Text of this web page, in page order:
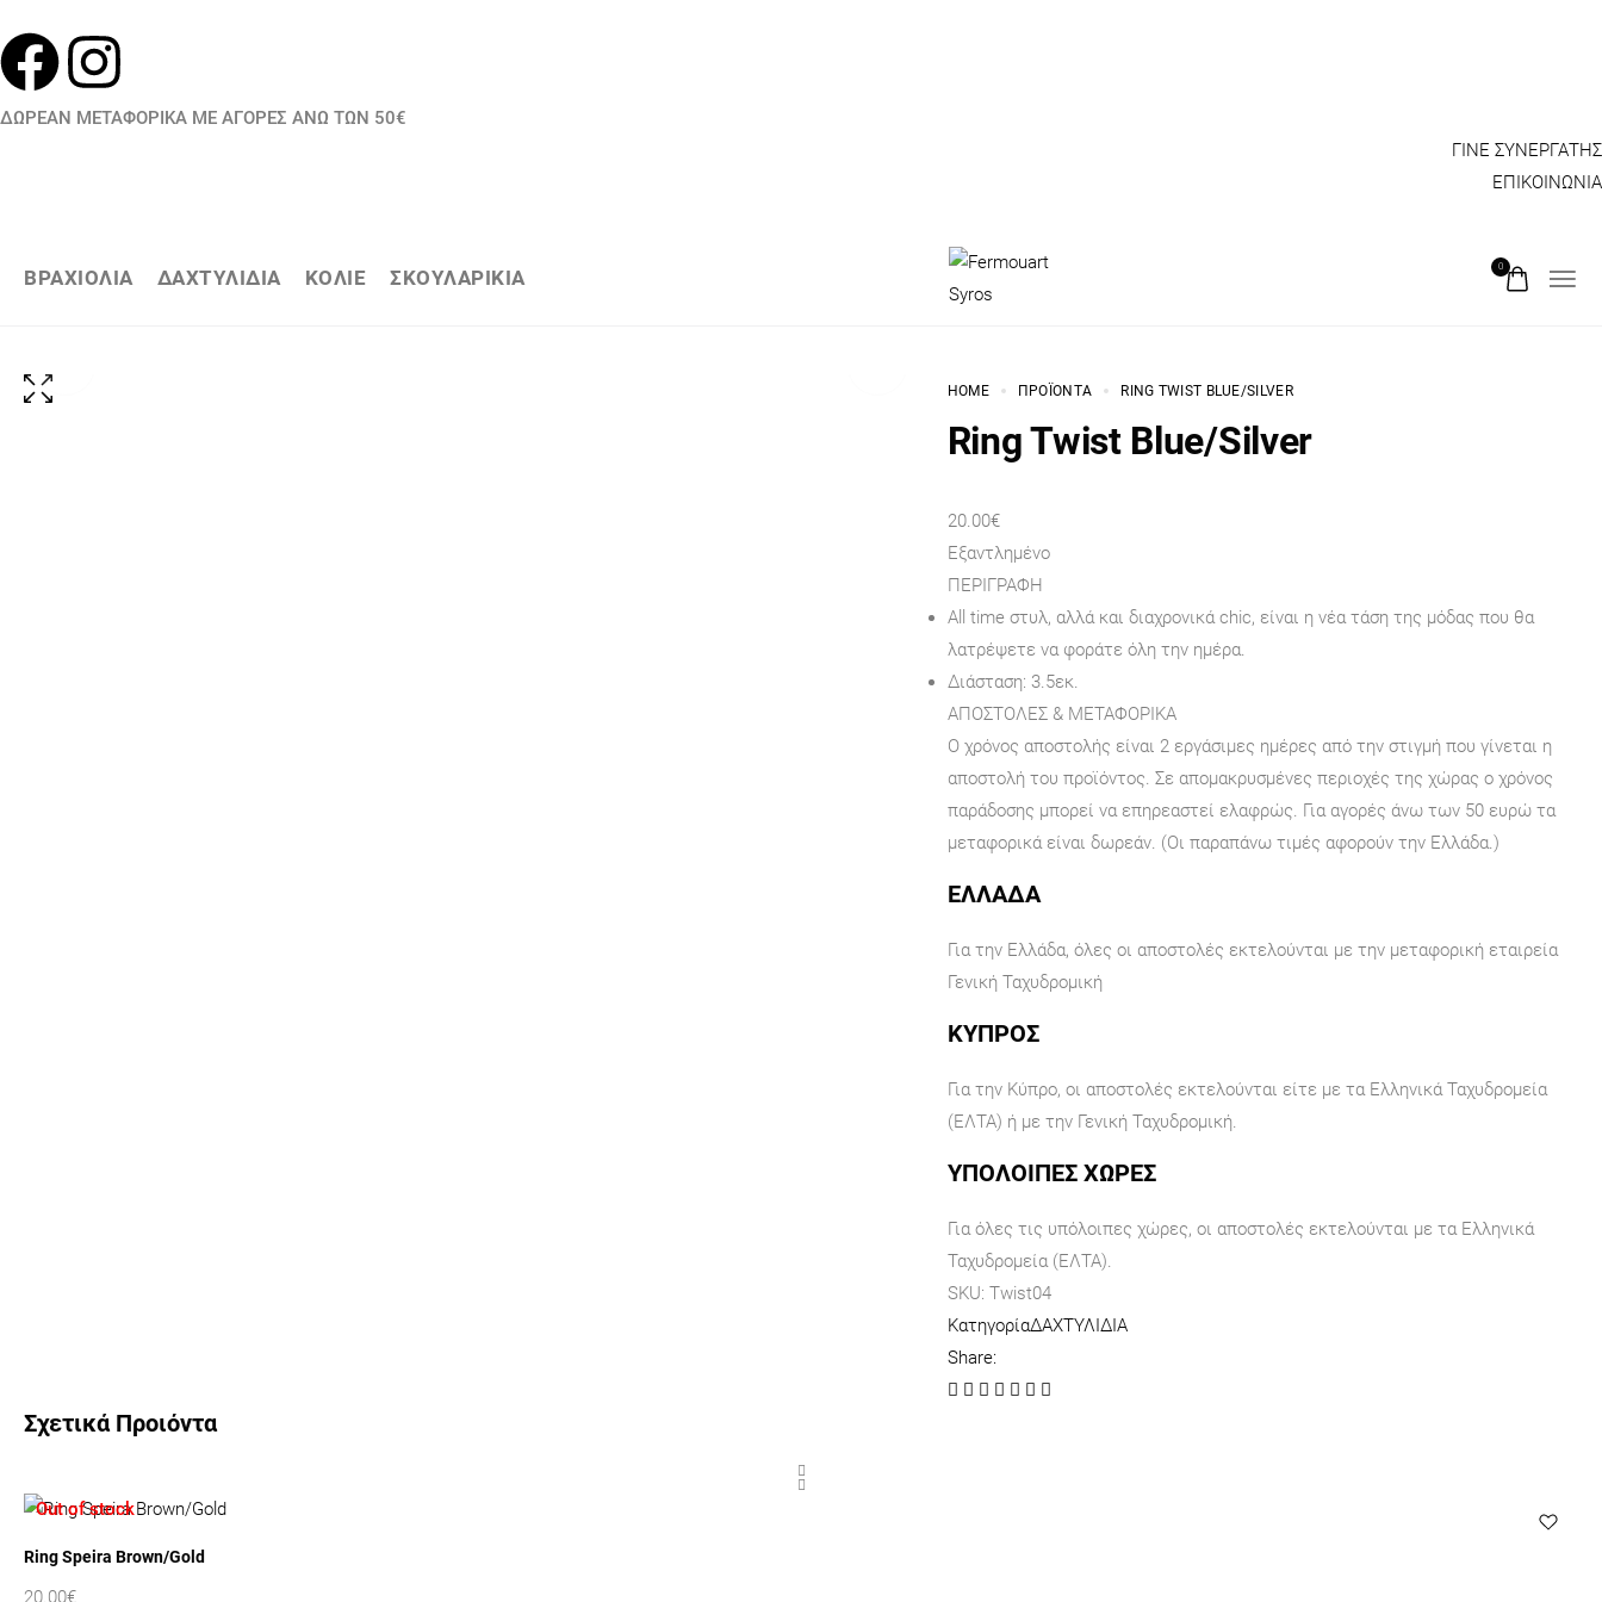
ΔΩΡΕΑΝ ΜΕΤΑΦΟΡΙΚΑ ΜΕ ΑΓΟΡΕΣ ΑΝΩ ΤΩΝ 50€
ΓΙΝΕ ΣΥΝΕΡΓΑΤΗΣ
ΕΠΙΚΟΙΝΩΝΙΑ
ΒΡΑΧΙΟΛΙΑ ΔΑΧΤΥΛΙΔΙΑ ΚΟΛΙΕ ΣΚΟΥΛΑΡΙΚΙΑ
0
HOME ΠΡΟΪΌΝΤΑ RING TWIST BLUE/SILVER
Ring Twist Blue/Silver
20.00€
Εξαντλημένο
ΠΕΡΙΓΡΑΦΉ
All time στυλ, αλλά και διαχρονικά chic, είναι η νέα τάση της μόδας που θα
λατρέψετε να φοράτε όλη την ημέρα.
Διάσταση: 3.5εκ.
ΑΠΟΣΤΟΛΕΣ & ΜΕΤΑΦΟΡΙΚΑ
Ο χρόνος αποστολής είναι 2 εργάσιμες ημέρες από την στιγμή που γίνεται η
αποστολή του προϊόντος. Σε απομακρυσμένες περιοχές της χώρας ο χρόνος
παράδοσης μπορεί να επηρεαστεί ελαφρώς. Για αγορές άνω των 50 ευρώ τα
μεταφορικά είναι δωρεάν. (Οι παραπάνω τιμές αφορούν την Ελλάδα.)
ΕΛΛΑΔΑ
Για την Ελλάδα, όλες οι αποστολές εκτελούνται με την μεταφορική εταιρεία
Γενική Ταχυδρομική
ΚΥΠΡΟΣ
Για την Κύπρο, οι αποστολές εκτελούνται είτε με τα Ελληνικά Ταχυδρομεία
(ΕΛΤΑ) ή με την Γενική Ταχυδρομική.
ΥΠΟΛΟΙΠΕΣ ΧΩΡΕΣ
Για όλες τις υπόλοιπες χώρες, οι αποστολές εκτελούνται με τα Ελληνικά
Ταχυδρομεία (ΕΛΤΑ).
SKU: Twist04
ΚατηγορίαΔΑΧΤΥΛΙΔΙΑ
Share:
Σχετικά Προιόντα
Out of stock
Ring Speira Brown/Gold
20.00€